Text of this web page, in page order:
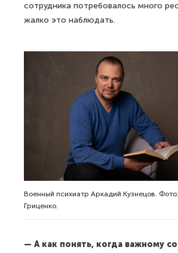
сотрудника потребовалось много
жалко это наблюдать.
Военный психиатр Аркадий Кузнецов.
Гриценко.
— А как понять, когда важному